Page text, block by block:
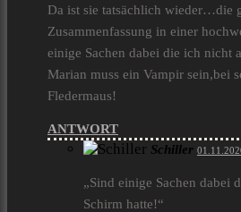
Da ist sie tatsächlich wieder…die
Zusammenfassung in einer
einige Sachen dabei die ich nicht
Marian muss ein Vampir sein,bei
Fledermaus!
ANTWORT
Schiller
„Sind einige Sachen dabei
Schirm hatte!“